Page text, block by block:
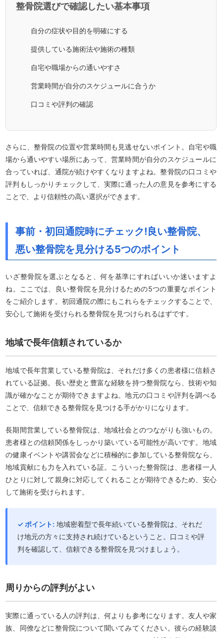
整骨院選びで確認したい基本事項
自分の症状や目的を明確にする
提供している施術法や施術の種類
自宅や職場からの通いやすさ
営業時間が自分のスケジュールに合うか
口コミや評判の確認
さらに、整骨院の位置や営業時間も見逃せないポイント。自宅や職
場から通いやすい場所にあって、営業時間が自分のスケジュールに
合っていれば、通院が続けやすくなりますよね。整骨院の口コミや
評判もしっかりチェックして、実際に通った人の意見を参考にする
ことで、より信頼性の高い選択ができます。
事前・初回通院時にチェック!良い整骨院、
悪い整骨院を見分ける5つのポイント
いざ整骨院を選ぶとなると、何を基準にすればいいか迷いますよ
ね。ここでは、良い整骨院を見分けるための5つの重要なポイント
をご紹介します。初回通院の際にもこれらをチェックすることで、
安心して施術を受けられる整骨院を見つけられるはずです。
地域で長年信頼されているか
地域で長年営業している整骨院は、それだけ多くの患者様に信頼さ
れている証拠。長い歴史と豊富な経験を持つ整骨院なら、技術や知
識が確かなことが期待できますよね。地元の口コミや評判を調べる
ことで、信頼できる整骨院を見つける手がかりになります。
長期間営業している整骨院は、地域社会とのつながりも強いもの。
患者様との信頼関係をしっかり築いている可能性が高いです。地域
の健康イベントや講習会などに積極的に参加している整骨院なら、
地域貢献にも力を入れている証。こういった整骨院は、患者様一人
ひとりに対して親身に対応してくれることが期待できるため、安心
して施術を受けられます。
✓ ポイント: 地域密着型で長年続いている整骨院は、それだ
け地元の方々に支持され続けているということ。口コミや評
判を確認して、信頼できる整骨院を見つけましょう。
周りからの評判がよい
実際に通っている人の評判は、何よりも参考になります。友人や家
族、同僚などに整骨院について聞いてみてください。彼らの経験談